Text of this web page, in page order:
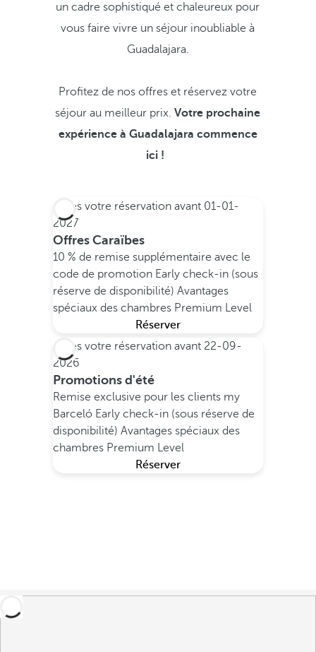
un cadre sophistiqué et chaleureux pour
vous faire vivre un séjour inoubliable à
Guadalajara.
Profitez de nos offres et réservez votre
séjour au meilleur prix.Votre prochaine
expérience à Guadalajara commence
ici !
Faites votre réservation avant 01-01-
2027
Offres Caraïbes
10 % de remise supplémentaire avec le
code de promotion Early check-in (sous
réserve de disponibilité) Avantages
spéciaux des chambres Premium Level
Réserver
Faites votre réservation avant 22-09-
2026
Promotions d'été
Remise exclusive pour les clients my
Barceló Early check-in (sous réserve de
disponibilité) Avantages spéciaux des
chambres Premium Level
Réserver